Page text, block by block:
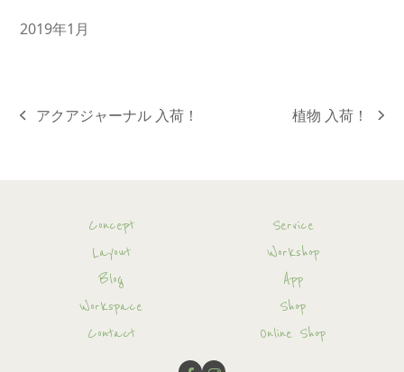
2019年1月
previous
アクアジャーナル 入荷！
next
植物 入荷！
Concept
Service
Layout
Workshop
Blog
App
Workspace
Shop
Contact
Online Shop